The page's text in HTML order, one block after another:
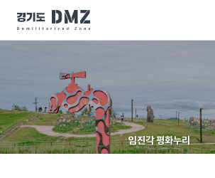
임진각 평화누리